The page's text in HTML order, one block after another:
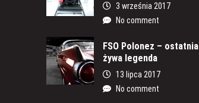
3 września 2017
No comment
FSO Polonez – ostatnia
żywa legenda
13 lipca 2017
No comment